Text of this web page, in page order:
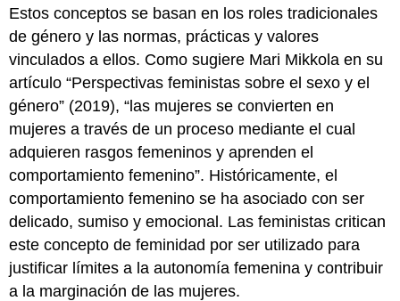
Estos conceptos se basan en los roles tradicionales
de género y las normas, prácticas y valores
vinculados a ellos. Como sugiere Mari Mikkola en su
artículo “Perspectivas feministas sobre el sexo y el
género” (2019), “las mujeres se convierten en
mujeres a través de un proceso mediante el cual
adquieren rasgos femeninos y aprenden el
comportamiento femenino”. Históricamente, el
comportamiento femenino se ha asociado con ser
delicado, sumiso y emocional. Las feministas critican
este concepto de feminidad por ser utilizado para
justificar límites a la autonomía femenina y contribuir
a la marginación de las mujeres.